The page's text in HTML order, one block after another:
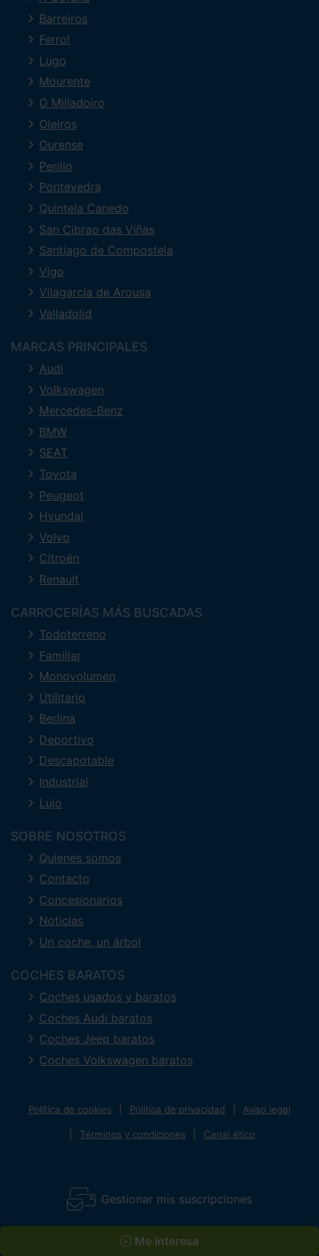
Me interesa
Barreiros
Ferrol
Lugo
Mourente
O Milladoiro
Oleiros
Ourense
Perillo
Pontevedra
Quintela Canedo
San Cibrao das Viñas
Santiago de Compostela
Vigo
Vilagarcía de Arousa
Valladolid
MARCAS PRINCIPALES
Audi
Volkswagen
Mercedes-Benz
BMW
SEAT
Toyota
Peugeot
Hyundai
Volvo
Citroën
Renault
CARROCERÍAS MÁS BUSCADAS
Todoterreno
Familiar
Monovolumen
Utilitario
Berlina
Deportivo
Descapotable
Industrial
Lujo
SOBRE NOSOTROS
Quienes somos
Contacto
Concesionarios
Noticias
Un coche, un árbol
COCHES BARATOS
Coches usados y baratos
Coches Audi baratos
Coches Jeep baratos
Coches Volkswagen baratos
Política de cookies Política de privacidad Aviso legal
Términos y condiciones Canal ético
Gestionar mis suscripciones